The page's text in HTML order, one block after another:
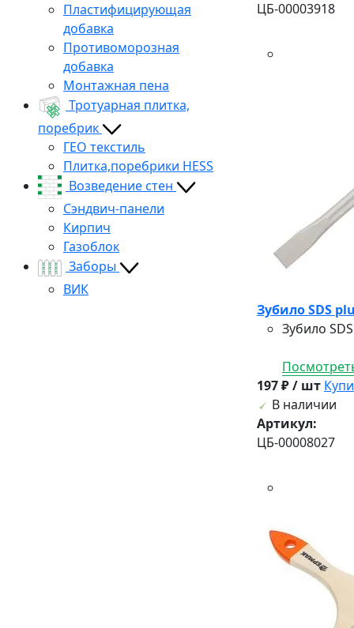
Пластифицирующая
добавка
Противоморозная
добавка
Монтажная пена
Тротуарная плитка,
поребрик
ГЕО текстиль
Плитка,поребрики HESS
Возведение стен
Сэндвич-панели
Кирпич
Газоблок
Заборы
ВИК
ЦБ-00003918
Зубило SDS
Зубило
197 ₽ / шт
В наличии
Артикул:
ЦБ-00008027